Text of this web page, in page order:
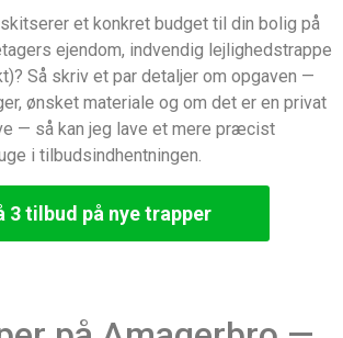
et konkret budget til din bolig på
ejendom, indvendig lejlighedstrappe
Så skriv et par detaljer om opgaven —
ønsket materiale og om det er en privat
— så kan jeg lave et mere præcist
i tilbudsindhentningen.
3 tilbud på nye trapper